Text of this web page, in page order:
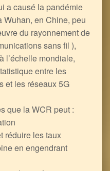
a causé la pandémie
Wuhan, en Chine, peu
du rayonnement de
sans fil ),
l’échelle mondiale,
entre les
et les réseaux 5G
que la WCR peut :
réduire les taux
en engendrant